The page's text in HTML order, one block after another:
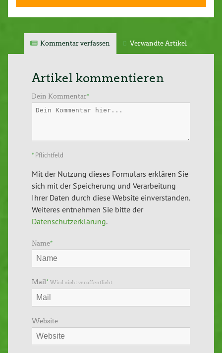
Kommentar verfassen Verwandte Artikel
Artikel kommentieren
Dein Kommentar*
* Pflichtfeld
Mit der Nutzung dieses Formulars erklären Sie
sich mit der Speicherung und Verarbeitung
Ihrer Daten durch diese Website einverstanden.
Weiteres entnehmen Sie bitte der
Datenschutzerklärung.
Name*
Mail* Wird nicht veröffentlicht
Website